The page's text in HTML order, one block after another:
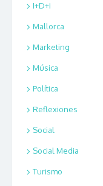
I+D+i
Mallorca
Marketing
Música
Política
Reflexiones
Social
Social Media
Turismo